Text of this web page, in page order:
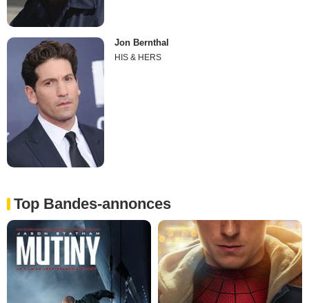
Jon Bernthal
HIS & HERS
Top Bandes-annonces